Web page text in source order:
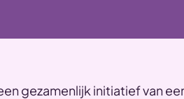
gezamenlijk initiatief van